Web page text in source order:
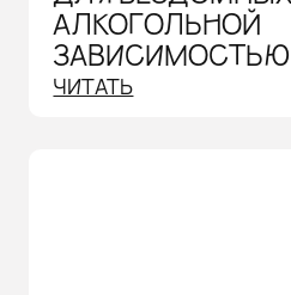
АЛКОГОЛЬНОЙ
ЗАВИСИМОСТЬЮ
ЧИТАТЬ